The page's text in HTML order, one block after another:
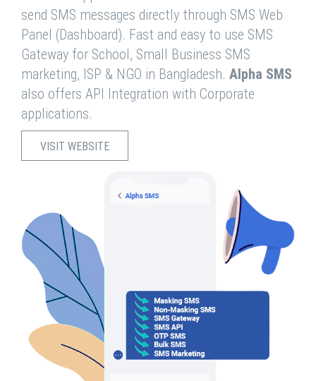
send SMS messages directly through SMS Web
Panel (Dashboard). Fast and easy to use SMS
Gateway for School, Small Business SMS
marketing, ISP & NGO in Bangladesh. Alpha SMS
also offers API Integration with Corporate
applications.
VISIT WEBSITE